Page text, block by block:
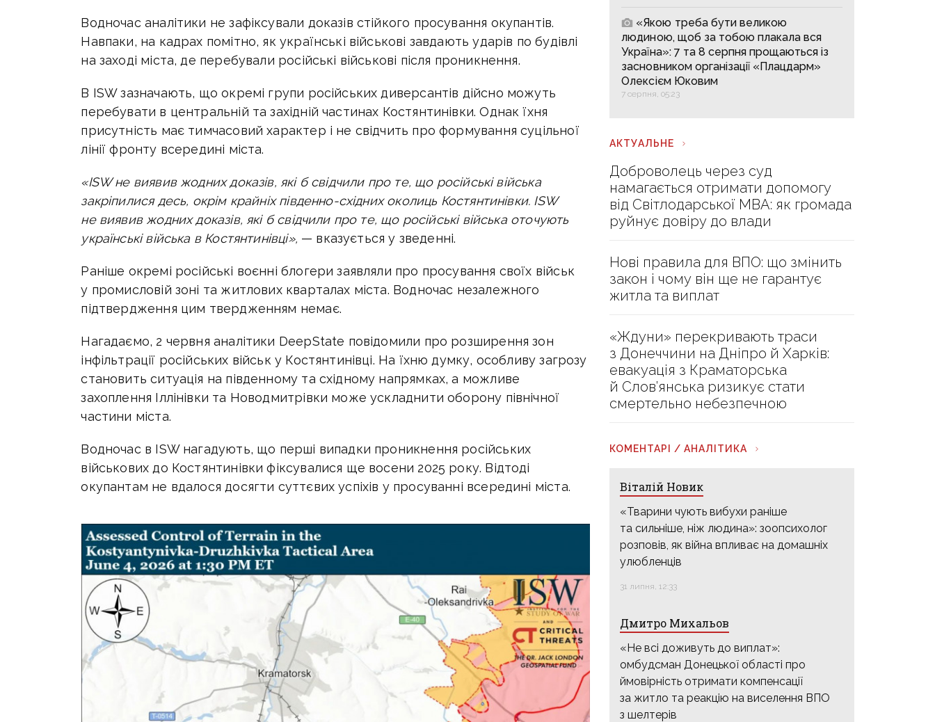
Водночас аналітики не зафіксували доказів стійкого просування окупантів.
Навпаки, на кадрах помітно, як українські військові завдають ударів по будівлі
на заході міста, де перебували російські військові після проникнення.
В ISW зазначають, що окремі групи російських диверсантів дійсно можуть
перебувати в центральній та західній частинах Костянтинівки. Однак їхня
присутність має тимчасовий характер і не свідчить про формування суцільної
лінії фронту всередині міста.
«ISW не виявив жодних доказів, які б свідчили про те, що російські війська
закріпилися десь, окрім крайніх південно-східних околиць Костянтинівки. ISW
не виявив жодних доказів, які б свідчили про те, що російські війська оточують
українські війська в Костянтинівці», — вказується у зведенні.
Раніше окремі російські воєнні блогери заявляли про просування своїх військ
у промисловій зоні та житлових кварталах міста. Водночас незалежного
підтвердження цим твердженням немає.
Нагадаємо, 2 червня аналітики DeepState повідомили про розширення зон
інфільтрації російських військ у Костянтинівці. На їхню думку, особливу загрозу
становить ситуація на південному та східному напрямках, а можливе
захоплення Іллінівки та Новодмитрівки може ускладнити оборону північної
частини міста.
Водночас в ISW нагадують, що перші випадки проникнення російських
військових до Костянтинівки фіксувалися ще восени 2025 року. Відтоді
окупантам не вдалося досягти суттєвих успіхів у просуванні всередині міста.
«Якою треба бути великою
людиною, щоб за тобою плакала вся
Україна»: 7 та 8 серпня прощаються із
засновником організації «Плацдарм»
Олексієм Юковим
7 серпня, 05:23
АКТУАЛЬНЕ
Доброволець через суд
намагається отримати допомогу
від Світлодарської МВА: як громада
руйнує довіру до влади
Нові правила для ВПО: що змінить
закон і чому він ще не гарантує
житла та виплат
«Ждуни» перекривають траси
з Донеччини на Дніпро й Харків:
евакуація з Краматорська
й Слов’янська ризикує стати
смертельно небезпечною
КОМЕНТАРІ / АНАЛІТИКА
Віталій Новик
«Тварини чують вибухи раніше
та сильніше, ніж людина»: зоопсихолог
розповів, як війна впливає на домашніх
улюбленців
31 липня, 12:33
Дмитро Михальов
«Не всі доживуть до виплат»:
омбудсман Донецької області про
ймовірність отримати компенсації
за житло та реакцію на виселення ВПО
з шелтерів